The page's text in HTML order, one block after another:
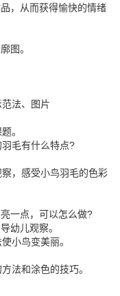
，从而获得愉快的情绪
图。
法、图片
。
毛有什么特点?
，感受小鸟羽毛的色彩
一点，可以怎么做?
幼儿观察。
小鸟变美丽。
和涂色的技巧。